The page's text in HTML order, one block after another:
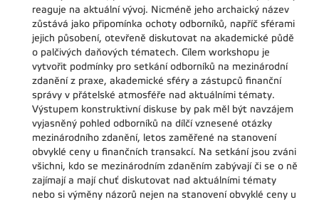
reaguje na aktuální vývoj. Nicméně jeho archaický název
zůstává jako připomínka ochoty odborníků, napříč sférami
jejich působení, otevřeně diskutovat na akademické půdě
o palčivých daňových tématech. Cílem workshopu je
vytvořit podmínky pro setkání odborníků na mezinárodní
zdanění z praxe, akademické sféry a zástupců finanční
správy v přátelské atmosféře nad aktuálními tématy.
Výstupem konstruktivní diskuse by pak měl být navzájem
vyjasněný pohled odborníků na dílčí vznesené otázky
mezinárodního zdanění, letos zaměřené na stanovení
obvyklé ceny u finančních transakcí. Na setkání jsou zváni
všichni, kdo se mezinárodním zdaněním zabývají či se o ně
zajímají a mají chuť diskutovat nad aktuálními tématy
nebo si výměny názorů nejen na stanovení obvyklé ceny u